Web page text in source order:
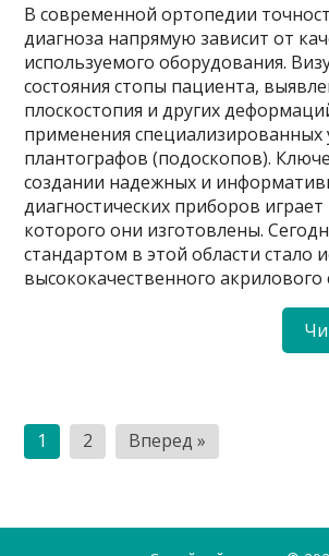
В современной ортопедии
диагноза напрямую зависит от
используемого оборудования.
состояния стопы пациента,
плоскостопия и других
применения специализированных
плантографов (подоскопов).
создании надежных и
диагностических приборов
которого они изготовлены.
стандартом в этой области стало
высококачественного акрилового
Пагинация
записей
1 2 Вперед »